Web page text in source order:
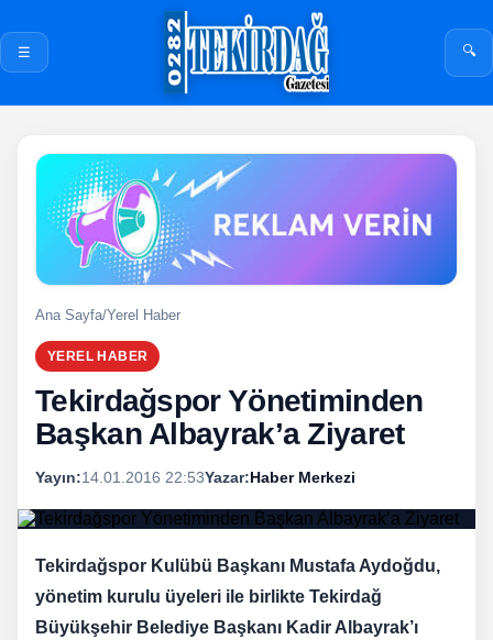
☰ 🔍
Ana Sayfa/Yerel Haber
YEREL HABER
Tekirdağspor Yönetiminden
Başkan Albayrak’a Ziyaret
Yayın:14.01.2016 22:53Yazar:Haber Merkezi
Tekirdağspor Kulübü Başkanı Mustafa Aydoğdu,
yönetim kurulu üyeleri ile birlikte Tekirdağ
Büyükşehir Belediye Başkanı Kadir Albayrak’ı